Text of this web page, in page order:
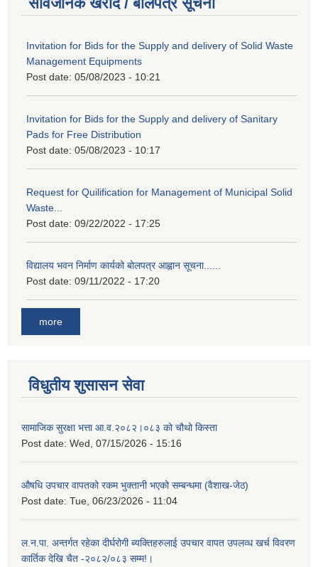
Invitation for Bids for the Supply and delivery of Solid Waste
Management Equipments
Post date: 05/08/2023 - 10:21
Invitation for Bids for the Supply and delivery of Sanitary
Pads for Free Distribution
Post date: 05/08/2023 - 10:17
Request for Quilification for Management of Municipal Solid
Waste...
Post date: 09/22/2022 - 17:25
विद्यालय भवन निर्माण कार्यको बोलपत्र आह्वान सूचना......
Post date: 09/11/2022 - 17:20
more
विधुतीय शुसासन सेवा
सामाजिक सुरक्षा भत्ता आ.व.२०८२।०८३ को चौथो किस्ता
Post date: Wed, 07/15/2026 - 15:16
औषधि उपचार वापतको रकम भुक्तानी भएको सम्बन्धमा (वैशाख-जेठ)
Post date: Tue, 06/23/2026 - 11:04
ल.न.पा. अन्तर्गत रहेका दीर्घरोगी ब्यक्तिहरुलाई उपचार वापत उपलव्ध खर्च विवरण
कार्तिक देखि चैत -२०८२/०८३ सम्म!।